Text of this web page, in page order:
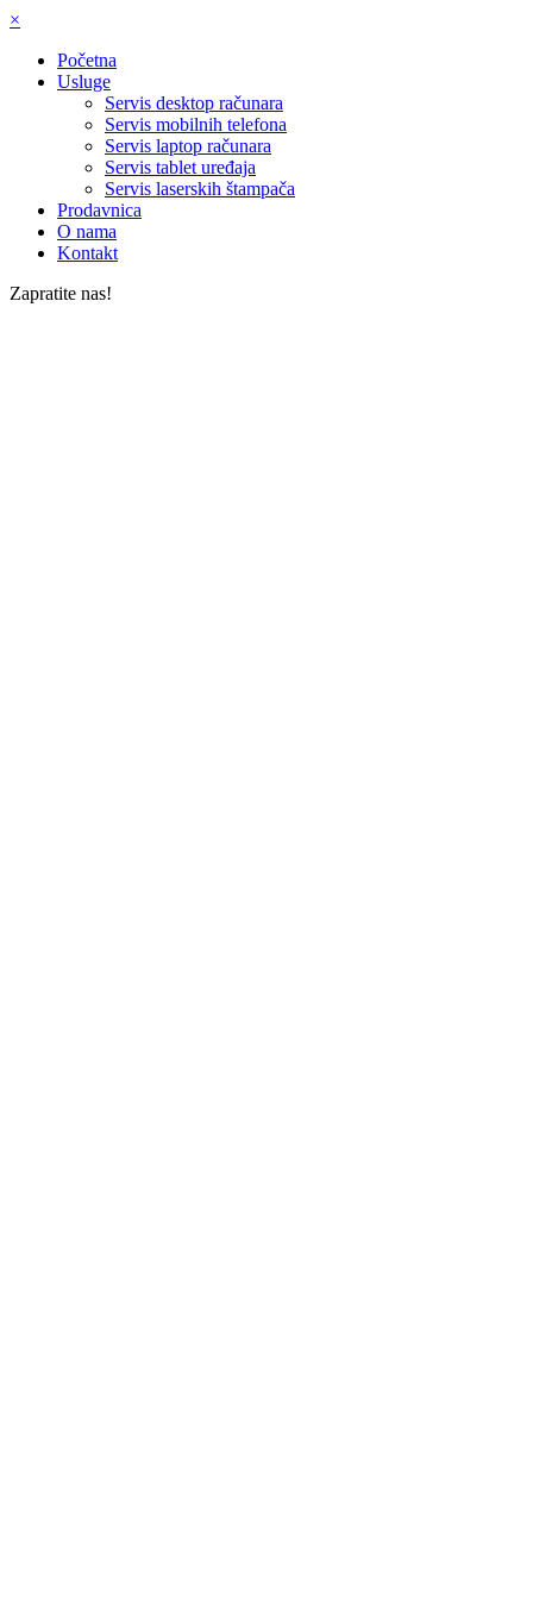
×
Početna
Usluge
Servis desktop računara
Servis mobilnih telefona
Servis laptop računara
Servis tablet uređaja
Servis laserskih štampača
Prodavnica
O nama
Kontakt
Zapratite nas!